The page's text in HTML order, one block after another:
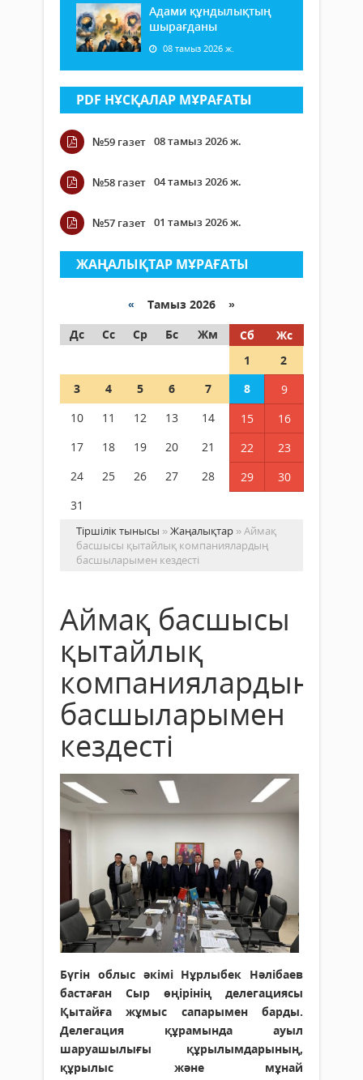
Адами құндылықтың
шырағданы
08 тамыз 2026 ж.
PDF НҰСҚАЛАР МҰРАҒАТЫ
№59 газет 08 тамыз 2026 ж.
№58 газет 04 тамыз 2026 ж.
№57 газет 01 тамыз 2026 ж.
ЖАҢАЛЫҚТАР МҰРАҒАТЫ
« Тамыз 2026 »
Дс
Сс Ср Бс Жм Сб
Жс
1
2
3
4 5 6 7 8
9
10
11 12 13 14 15
16
17
18 19 20 21 22
23
24
25 26 27 28 29
30
31
Тіршілік тынысы »Жаңалықтар » Аймақ
басшысы қытайлық компаниялардың
басшыларымен кездесті
Аймақ басшысы
қытайлық
компаниялардың
басшыларымен
кездесті
Бүгін облыс әкімі Нұрлыбек Нәлібаев
бастаған Сыр өңірінің делегациясы
Қытайға жұмыс сапарымен барды.
Делегация құрамында ауыл
шаруашылығы құрылымдарының,
құрылыс және мұнай